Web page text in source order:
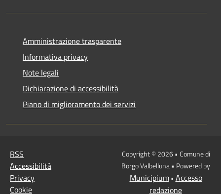
Amministrazione trasparente
Informativa privacy
Note legali
Dichiarazione di accessibilità
Piano di miglioramento dei servizi
RSS
Accessibilità
Privacy
Cookie
Copyright © 2026 • Comune di
Borgo Valbelluna • Powered by
Municipium• Accesso
redazione